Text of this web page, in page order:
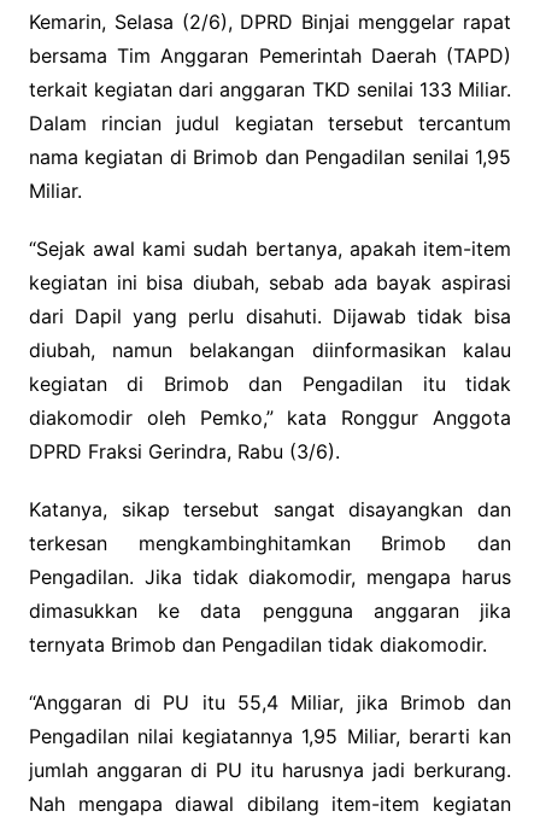
Kemarin, Selasa (2/6), DPRD Binjai menggelar rapat
bersama Tim Anggaran Pemerintah Daerah (TAPD)
terkait kegiatan dari anggaran TKD senilai 133 Miliar.
Dalam rincian judul kegiatan tersebut tercantum
nama kegiatan di Brimob dan Pengadilan senilai 1,95
Miliar.
“Sejak awal kami sudah bertanya, apakah item-item
kegiatan ini bisa diubah, sebab ada bayak aspirasi
dari Dapil yang perlu disahuti. Dijawab tidak bisa
diubah, namun belakangan diinformasikan kalau
kegiatan di Brimob dan Pengadilan itu tidak
diakomodir oleh Pemko,” kata Ronggur Anggota
DPRD Fraksi Gerindra, Rabu (3/6).
Katanya, sikap tersebut sangat disayangkan dan
terkesan mengkambinghitamkan Brimob dan
Pengadilan. Jika tidak diakomodir, mengapa harus
dimasukkan ke data pengguna anggaran jika
ternyata Brimob dan Pengadilan tidak diakomodir.
“Anggaran di PU itu 55,4 Miliar, jika Brimob dan
Pengadilan nilai kegiatannya 1,95 Miliar, berarti kan
jumlah anggaran di PU itu harusnya jadi berkurang.
Nah mengapa diawal dibilang item-item kegiatan